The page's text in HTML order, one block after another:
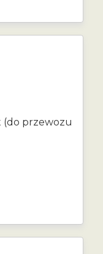
(do przewozu